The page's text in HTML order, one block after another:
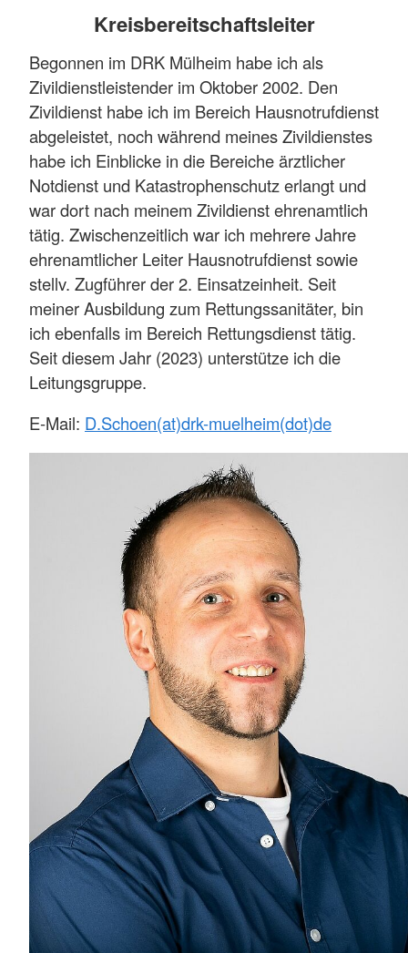
Kreisbereitschaftsleiter
Begonnen im DRK Mülheim habe ich als
Zivildienstleistender im Oktober 2002. Den
Zivildienst habe ich im Bereich Hausnotrufdienst
abgeleistet, noch während meines Zivildienstes
habe ich Einblicke in die Bereiche ärztlicher
Notdienst und Katastrophenschutz erlangt und
war dort nach meinem Zivildienst ehrenamtlich
tätig. Zwischenzeitlich war ich mehrere Jahre
ehrenamtlicher Leiter Hausnotrufdienst sowie
stellv. Zugführer der 2. Einsatzeinheit. Seit
meiner Ausbildung zum Rettungssanitäter, bin
ich ebenfalls im Bereich Rettungsdienst tätig.
Seit diesem Jahr (2023) unterstütze ich die
Leitungsgruppe.
E-Mail: D.Schoen(at)drk-muelheim(dot)de